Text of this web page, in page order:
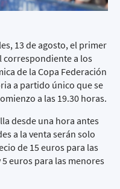
13 de agosto, el primer
correspondiente a los
de la Copa Federación
a partido único que se
a las 19.30 horas.
desde una hora antes
a la venta serán solo
de 15 euros para las
euros para las menores